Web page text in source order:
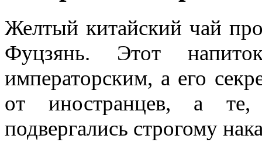
Желтый китайский чай
Фуцзянь. Этот
императорским, а его
от иностранцев, а
подвергались строгому